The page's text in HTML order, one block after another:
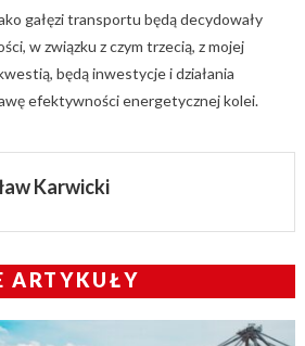
gałęzi transportu będą decydowały
w związku z czym trzecią, z mojej
będą inwestycje i działania
efektywności energetycznej kolei.
Karwicki
ARTYKUŁY